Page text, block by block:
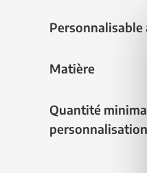
Personnalisable
Matière
Matière
Quantité
Quantité
personnalisation